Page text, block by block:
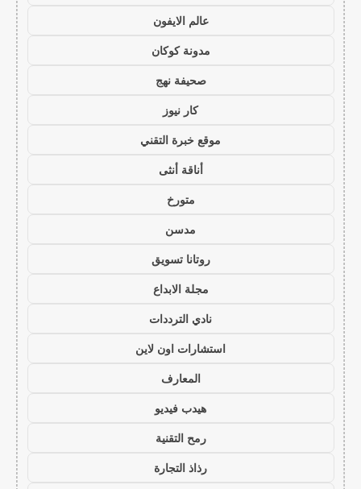
عالم الايفون
مدونة كوكان
صحيفة نهج
كار نيوز
موقع خبرة التقني
أناقة أنثى
متورخ
مدسن
روتانا تسويق
مجلة الابداع
نادي الترددات
استشارات اون لاين
المعارف
هيدب فيديو
رمح التقنية
رذاذ التجارة